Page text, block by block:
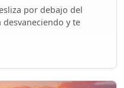
por debajo del
y te